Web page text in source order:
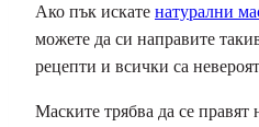
Ако пък искате натурални
можете да си направите
рецепти и всички са
Маските трябва да се правят